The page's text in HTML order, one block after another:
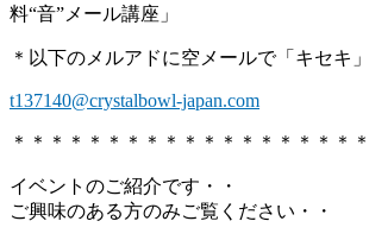
料“音”メール講座」
＊以下のメルアドに空メールで「キセキ
t137140@crystalbowl-japan.com
＊＊＊＊＊＊＊＊＊＊＊＊＊＊＊＊＊＊
イベントのご紹介です・・
ご興味のある方のみご覧ください・・